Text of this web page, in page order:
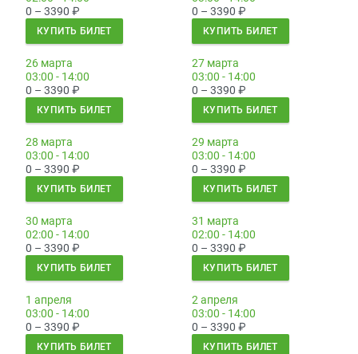
0 – 3390 ₽
КУПИТЬ БИЛЕТ
0 – 3390 ₽
КУПИТЬ БИЛЕТ
26 марта
03:00 - 14:00
0 – 3390 ₽
КУПИТЬ БИЛЕТ
27 марта
03:00 - 14:00
0 – 3390 ₽
КУПИТЬ БИЛЕТ
28 марта
03:00 - 14:00
0 – 3390 ₽
КУПИТЬ БИЛЕТ
29 марта
03:00 - 14:00
0 – 3390 ₽
КУПИТЬ БИЛЕТ
30 марта
02:00 - 14:00
0 – 3390 ₽
КУПИТЬ БИЛЕТ
31 марта
02:00 - 14:00
0 – 3390 ₽
КУПИТЬ БИЛЕТ
1 апреля
03:00 - 14:00
0 – 3390 ₽
КУПИТЬ БИЛЕТ
2 апреля
03:00 - 14:00
0 – 3390 ₽
КУПИТЬ БИЛЕТ